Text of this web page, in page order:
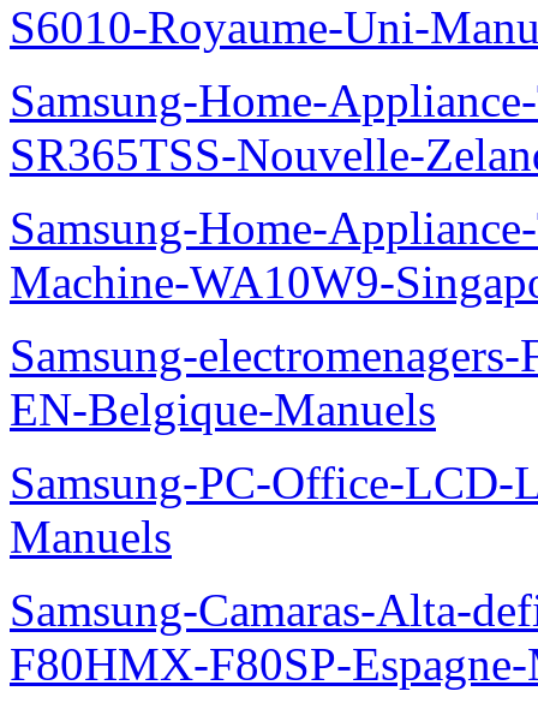
S6010-Royaume-Uni-
Samsung-Home-
SR365TSS-Nouvelle-
Samsung-Home-
Machine-WA10W9-
Samsung-
EN-Belgique-Manuels
Samsung-PC-Office-
Manuels
Samsung-Camaras-Alta-
F80HMX-F80SP-